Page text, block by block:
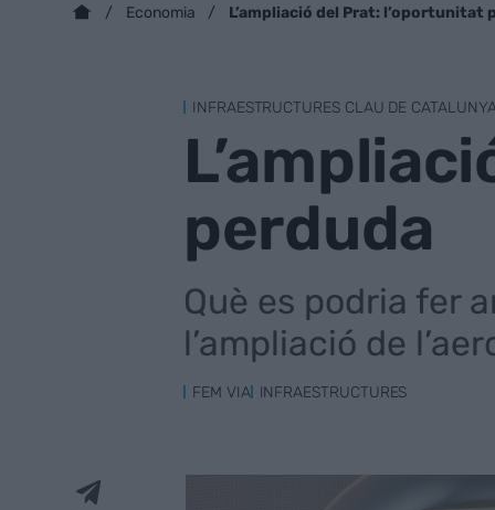
Economia L’ampliació del Prat: l’oportunitat
INFRAESTRUCTURES CLAU DE
perduda
Què es podria fer
l’ampliació de
FEM VIA INFRAESTRUCTURES